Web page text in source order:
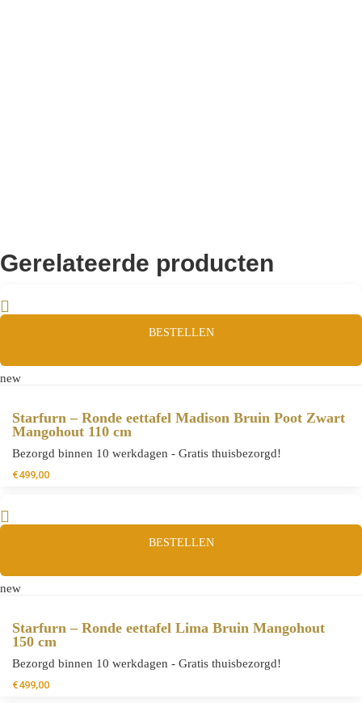
Gerelateerde producten
BESTELLEN
new
Starfurn – Ronde eettafel Madison Bruin Poot Zwart
Mangohout 110 cm
Bezorgd binnen 10 werkdagen - Gratis thuisbezorgd!
€499,00
BESTELLEN
new
Starfurn – Ronde eettafel Lima Bruin Mangohout
150 cm
Bezorgd binnen 10 werkdagen - Gratis thuisbezorgd!
€499,00